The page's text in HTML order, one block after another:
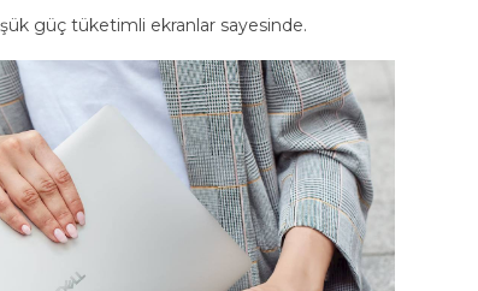
güç tüketimli ekranlar sayesinde.